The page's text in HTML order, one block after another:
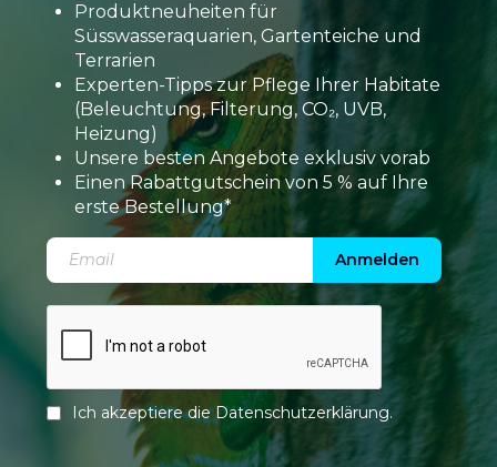
Produktneuheiten für
Süsswasseraquarien, Gartenteiche und
Terrarien
Experten-Tipps zur Pflege Ihrer Habitate
(Beleuchtung, Filterung, CO₂, UVB,
Heizung)
Unsere besten Angebote exklusiv vorab
Einen Rabattgutschein von 5 % auf Ihre
erste Bestellung*
Anmelden
Ich akzeptiere dieDatenschutzerklärung.